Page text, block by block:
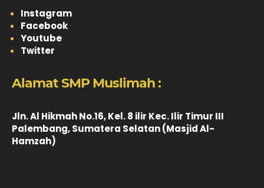
Instagram
Facebook
Youtube
Twitter
Alamat SMP Muslimah :
Jln. Al Hikmah No.16, Kel. 8 ilir Kec. Ilir Timur III
Palembang, Sumatera Selatan (Masjid Al-
Hamzah)